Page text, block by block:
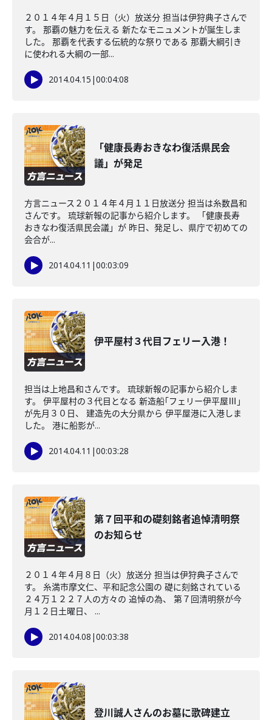
２０１４年４月１５日（火）放送分 担当は伊狩典子さんで
す。 那覇の魅力を伝える 新たなモニュメントが誕生しま
した。 那覇を代表する伝統的な祭りである 那覇大綱引き
に使われる大綱の一部...
2014.04.15 |00:04:08
「健康長寿おきなわ復活県民会
議」が発足
方言ニュース２０１４年４月１１日放送分 担当は糸数昌和
さんです。 琉球新報の記事から紹介します。 「健康長寿
おきなわ復活県民会議」が 昨日、発足し、県庁で初めての
会合が...
2014.04.11 |00:03:09
伊平屋村３代目フェリー入港！
担当は上地昌和さんです。 琉球新報の記事から紹介しま
す。 伊平屋村の３代目となる 新造船｢フェリー伊平屋Ⅲ｣
が先月３０日、 建造先の大分県から 伊平屋港に入港しま
した。 港に船影が...
2014.04.11 |00:03:28
第７回平和の礎刻銘者追悼清明祭
のお知らせ
２０１４年４月８日（火）放送分 担当は伊狩典子さんで
す。 糸満市摩文仁、平和記念公園の 礎に刻銘されている
２４万１２２７人の方々の 追悼の為、 第７回清明祭が今
月１２日土曜日、 ...
2014.04.08 |00:03:38
登川誠人さんのお墓に歌碑建立